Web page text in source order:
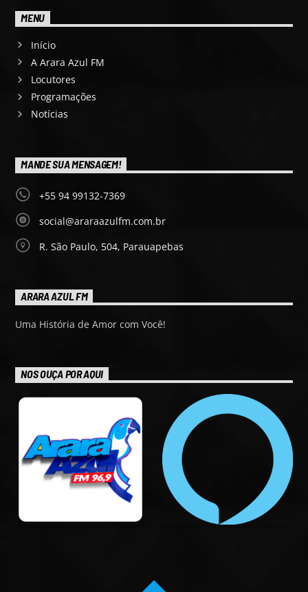
MENU
Início
A Arara Azul FM
Locutores
Programações
Notícias
MANDE SUA MENSAGEM!
+55 94 99132-7369
social@araraazulfm.com.br
R. São Paulo, 504, Parauapebas
ARARA AZUL FM
Uma História de Amor com Você!
NOS OUÇA POR AQUI